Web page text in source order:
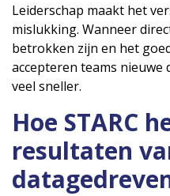
Leiderschap maakt het
mislukking. Wanneer
betrokken zijn en het
accepteren teams nieuwe
veel sneller.
Hoe STARC
resultaten